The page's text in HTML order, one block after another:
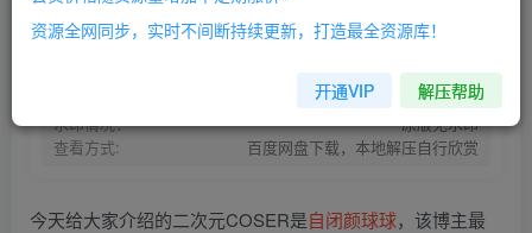
持续更新
Gz/7z/Zip压缩包
水印情况：
原版无水印
查看方式:
百度网盘下载，本地解压自行欣赏
今天给大家介绍的二次元COSER是自闭颜球球，该博主最
资源全网同步，实时不间断持续更新，打造最全资源库！
开通VIP 解压帮助